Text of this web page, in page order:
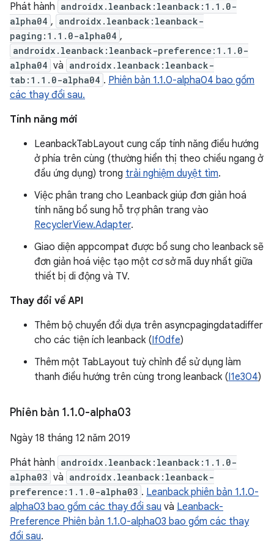
Phát hành androidx.leanback:leanback:1.1.0-
alpha04 , androidx.leanback:leanback-
paging:1.1.0-alpha04 ,
androidx.leanback:leanback-preference:1.1.0-
alpha04 và androidx.leanback:leanback-
tab:1.1.0-alpha04 . Phiên bản 1.1.0-alpha04 bao gồm
các thay đổi sau.
Tính năng mới
LeanbackTabLayout cung cấp tính năng điều hướng
ở phía trên cùng (thường hiển thị theo chiều ngang ở
đầu ứng dụng) trong trải nghiệm duyệt tìm.
Việc phân trang cho Leanback giúp đơn giản hoá
tính năng bổ sung hỗ trợ phân trang vào
RecyclerView.Adapter.
Giao diện appcompat được bổ sung cho leanback sẽ
đơn giản hoá việc tạo một cơ sở mã duy nhất giữa
thiết bị di động và TV.
Thay đổi về API
Thêm bộ chuyển đổi dựa trên asyncpagingdatadiffer
cho các tiện ích leanback (If0dfe)
Thêm một TabLayout tuỳ chỉnh để sử dụng làm
thanh điều hướng trên cùng trong leanback (I1e304)
Phiên bản 1.1.0-alpha03
Ngày 18 tháng 12 năm 2019
Phát hành androidx.leanback:leanback:1.1.0-
alpha03 và androidx.leanback:leanback-
preference:1.1.0-alpha03 . Leanback phiên bản 1.1.0-
alpha03 bao gồm các thay đổi sau và Leanback-
Preference Phiên bản 1.1.0-alpha03 bao gồm các thay
đổi sau.